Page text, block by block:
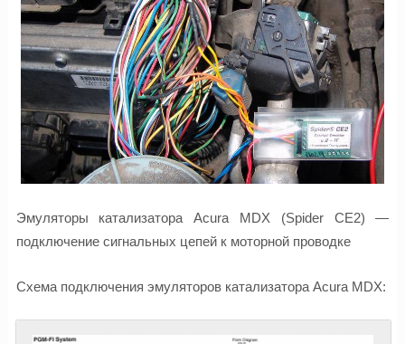
Эмуляторы катализатора Acura MDX (Spider CE2) —
подключение сигнальных цепей к моторной проводке
Схема подключения эмуляторов катализатора Acura MDX: